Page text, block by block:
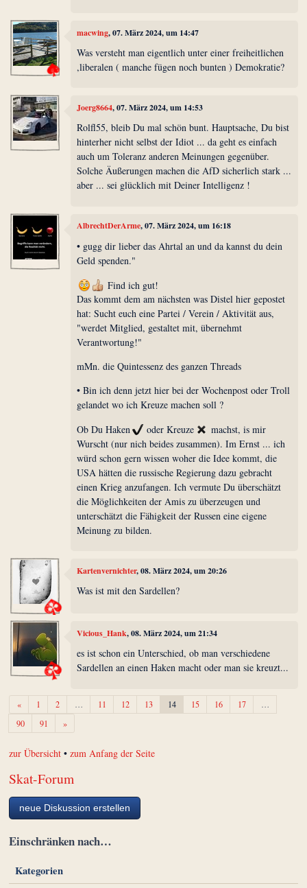
macwing, 07. März 2024, um 14:47
Was versteht man eigentlich unter einer freiheitlichen
,liberalen ( manche fügen noch bunten ) Demokratie?
Joerg8664, 07. März 2024, um 14:53
Rolfl55, bleib Du mal schön bunt. Hauptsache, Du bist
hinterher nicht selbst der Idiot ... da geht es einfach
auch um Toleranz anderen Meinungen gegenüber.
Solche Äußerungen machen die AfD sicherlich stark ...
aber ... sei glücklich mit Deiner Intelligenz !
AlbrechtDerArme, 07. März 2024, um 16:18
• gugg dir lieber das Ahrtal an und da kannst du dein
Geld spenden."
Find ich gut!
Das kommt dem am nächsten was Distel hier gepostet
hat: Sucht euch eine Partei / Verein / Aktivität aus,
"werdet Mitglied, gestaltet mit, übernehmt
Verantwortung!"
mMn. die Quintessenz des ganzen Threads
• Bin ich denn jetzt hier bei der Wochenpost oder Troll
gelandet wo ich Kreuze machen soll ?
Ob Du Haken
oder Kreuze
machst, is mir
Wurscht (nur nich beides zusammen). Im Ernst ... ich
würd schon gern wissen woher die Idee kommt, die
USA hätten die russische Regierung dazu gebracht
einen Krieg anzufangen. Ich vermute Du überschätzt
die Möglichkeiten der Amis zu überzeugen und
unterschätzt die Fähigkeit der Russen eine eigene
Meinung zu bilden.
Kartenvernichter, 08. März 2024, um 20:26
Was ist mit den Sardellen?
Vicious_Hank, 08. März 2024, um 21:34
es ist schon ein Unterschied, ob man verschiedene
Sardellen an einen Haken macht oder man sie kreuzt...
«Zurück1 2 … 11 12 13 14 15 16 17
…
90
91 »Weiter
zur Übersicht •zum Anfang der Seite
Skat-Forum
neue Diskussion erstellen
Einschränken nach…
Kategorien